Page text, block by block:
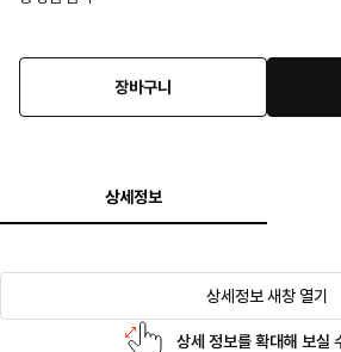
장바구니
상세정보
상세정보 새창 열기
상세 정보를 확대해 보실